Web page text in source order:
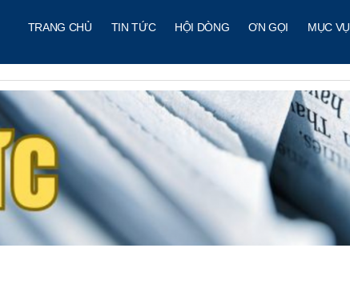
TRANG CHỦ TIN TỨC HỘI DÒNG ƠN GỌI MỤC VỤ